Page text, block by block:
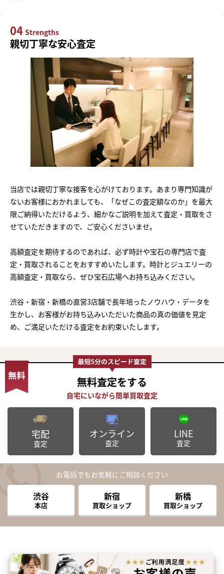
04 Strengths
親切丁寧な安心査定
当店では親切丁寧な接客を心がけております。あまり専門知識が
ないお客様におかれましても、「なぜこの査定額なのか」を最大
限ご納得いただけるよう、細かなご説明を加えて査定・買取をさ
せていただきますので、ご安心くださいませ。
高額査定を期待するのであれば、必ず時計や宝石の専門店で査
定・買取されることをおすすめいたします。時計とジュエリーの
高額査定・買取なら、ぜひ宝石広場へお持ち込みください。
渋谷・新宿・新橋の直営3店舗で長年培ったノウハウ・データを
生かし、お客様がお持ち込みいただいた商品の真の価値を見定
め、ご満足いただける査定をお約束いたします。
無料査定をする
宅配
査定
オンライン
査定
LINE
査定
お電話でもお気軽にご相談ください
渋谷
本店
新宿
買取ショップ
新橋
買取ショップ